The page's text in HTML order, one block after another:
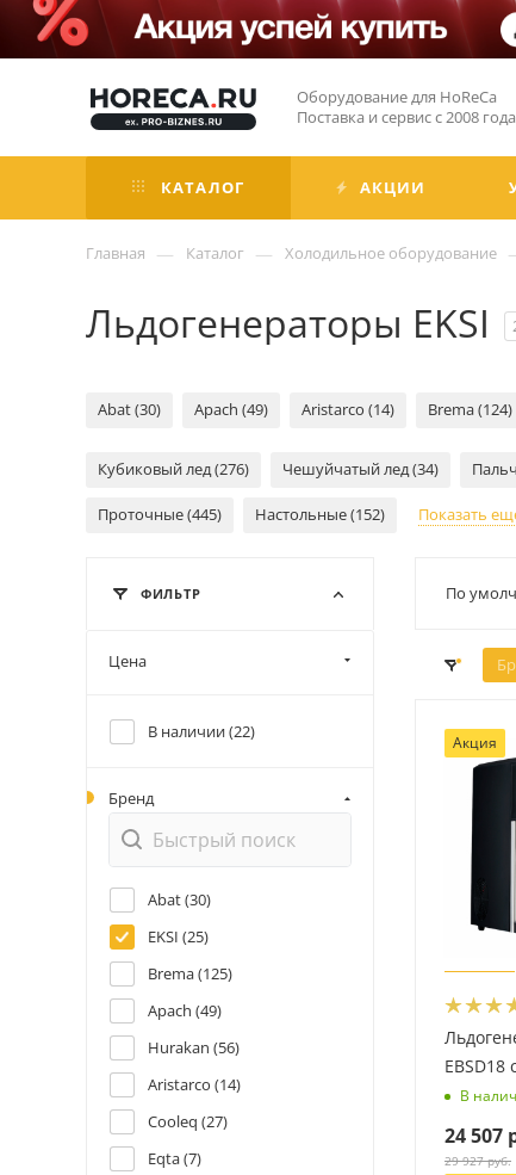
Оборудование для HoReCa
Поставка и сервис с 2008 года
КАТАЛОГ АКЦИИ
Главная — Каталог — Холодильное оборудование
Льдогенераторы EKSI
Abat (30) Apach (49) Aristarco (14) Brema (124)
Кубиковый лед (276) Чешуйчатый лед (34)
Проточные (445) Настольные (152) Показать
По
Акция
EBSD18
В
24 507
29 927руб.
ФИЛЬТР
Цена
В наличии (22)
Бренд
Abat (30)
EKSI (25)
Brema (125)
Apach (49)
Hurakan (56)
Aristarco (14)
Cooleq (27)
Eqta (7)